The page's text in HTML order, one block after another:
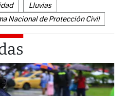
Lluvias
Nacional de Protección Civil